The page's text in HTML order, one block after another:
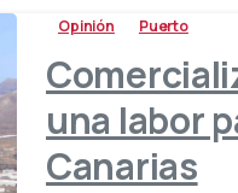
Opinión Puerto
una labor
Canarias